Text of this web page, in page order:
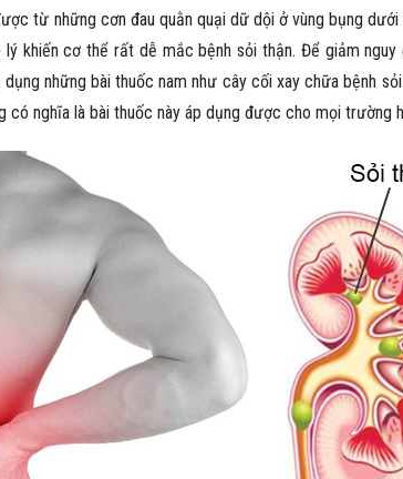
từ những cơn đau quằn quại dữ dội ở vùng bụng
lý khiến cơ thể rất dễ mắc bệnh sỏi thận. Để giảm
những bài thuốc nam như cây cối xay chữa bệnh
có nghĩa là bài thuốc này áp dụng được cho mọi trường